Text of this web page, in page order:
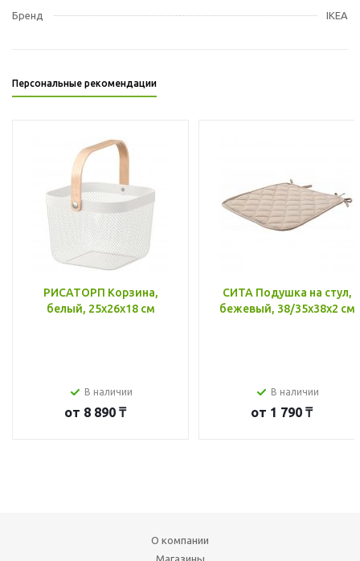
Бренд IKEA
Персональные рекомендации
РИСАТОРП Корзина,
белый, 25x26x18 см
В наличии
от 8 890 ₸
СИТА Подушка на стул,
бежевый, 38/35x38x2 см
В наличии
от 1 790 ₸
О компании
Магазины